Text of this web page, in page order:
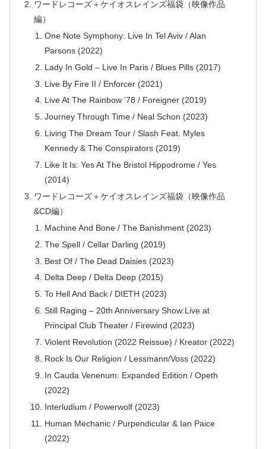
ワードレコーズ＋ケイオスレインズ福袋（映像作品
編）
One Note Symphony: Live In Tel Aviv / Alan
Parsons (2022)
Lady In Gold – Live In Paris / Blues Pills (2017)
Live By Fire II / Enforcer (2021)
Live At The Rainbow ’78 / Foreigner (2019)
Journey Through Time / Neal Schon (2023)
Living The Dream Tour / Slash Feat. Myles
Kennedy & The Conspirators (2019)
Like It Is: Yes At The Bristol Hippodrome / Yes
(2014)
ワードレコーズ＋ケイオスレインズ福袋（映像作品
&CD編）
Machine And Bone / The Banishment (2023)
The Spell / Cellar Darling (2019)
Best Of / The Dead Daisies (2023)
Delta Deep / Delta Deep (2015)
To Hell And Back / DIETH (2023)
Still Raging – 20th Anniversary Show:Live at
Principal Club Theater / Firewind (2023)
Violent Revolution (2022 Reissue) / Kreator (2022)
Rock Is Our Religion / Lessmann/Voss (2022)
In Cauda Venenum: Expanded Edition / Opeth
(2022)
Interludium / Powerwolf (2023)
Human Mechanic / Purpendicular & Ian Paice
(2022)